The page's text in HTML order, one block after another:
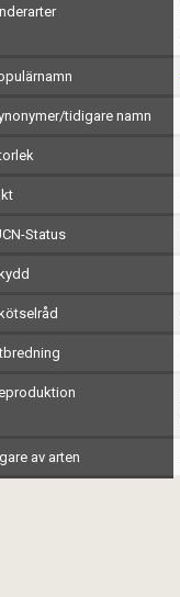
tidigare namn
Status
av arten